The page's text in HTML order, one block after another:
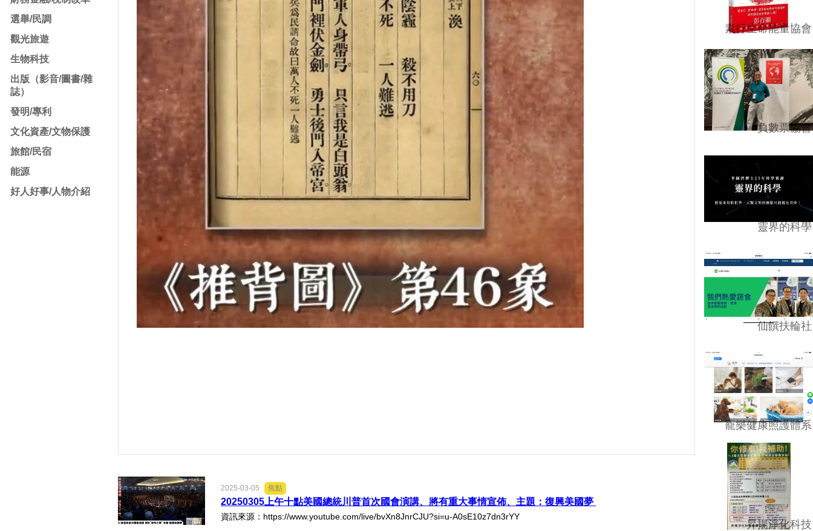
選舉/民調
觀光旅遊
生物科技
出版（影音/圖書/雜
誌）
發明/專利
文化資產/文物保護
旅館/民宿
能源
好人好事/人物介紹
2025-03-05 焦點
20250305上午十點美國總統川普首次國會演講、將有重大事情宣佈、主題：復興美國夢
資訊來源：https://www.youtube.com/live/bvXn8JnrCJU?si=u-A0sE10z7dn3rYY
素行生命能量協會
負數票協會
靈界的科學
仙饌扶輪社
寵樂健康照護體系
昇揚淨化科技